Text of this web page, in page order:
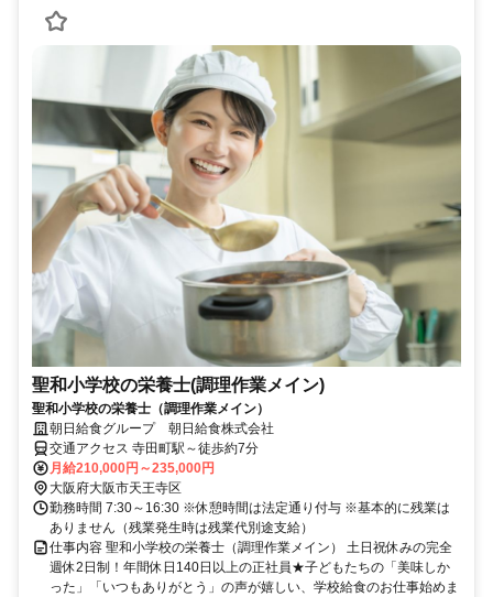
聖和小学校の栄養士(調理作業メイン)
聖和小学校の栄養士（調理作業メイン）
朝日給食グループ 朝日給食株式会社
交通アクセス 寺田町駅～徒歩約7分
月給210,000円～235,000円
大阪府大阪市天王寺区
勤務時間 7:30～16:30 ※休憩時間は法定通り付与 ※基本的に残業は
ありません（残業発生時は残業代別途支給）
仕事内容 聖和小学校の栄養士（調理作業メイン） 土日祝休みの完全
週休2日制！年間休日140日以上の正社員★子どもたちの「美味しか
った」「いつもありがとう」の声が嬉しい、学校給食のお仕事始めま